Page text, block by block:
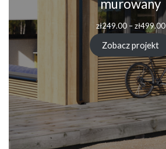
murowany
zł249.00 – zł499.00
Zobacz projekt